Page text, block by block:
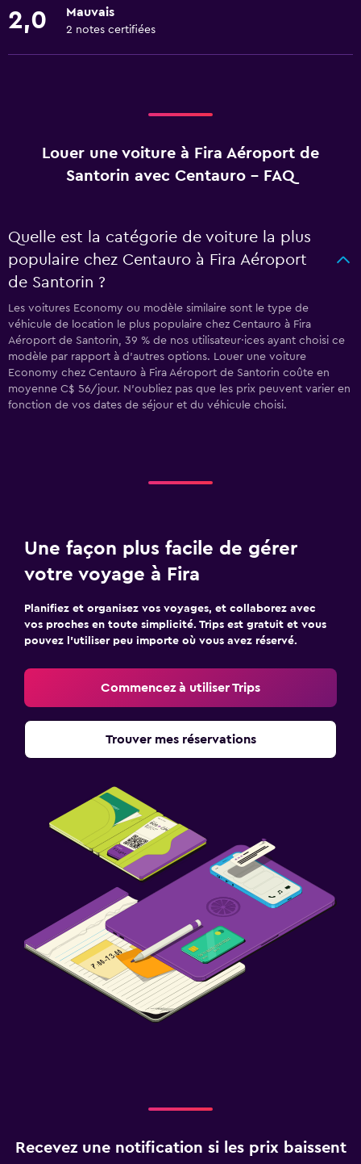
2,0 Mauvais
2 notes certifiées
Louer une voiture à Fira Aéroport de
Santorin avec Centauro - FAQ
Quelle est la catégorie de voiture la plus
populaire chez Centauro à Fira Aéroport
de Santorin ?
Les voitures Economy ou modèle similaire sont le type de
véhicule de location le plus populaire chez Centauro à Fira
Aéroport de Santorin, 39 % de nos utilisateur·ices ayant choisi ce
modèle par rapport à d’autres options. Louer une voiture
Economy chez Centauro à Fira Aéroport de Santorin coûte en
moyenne C$ 56/jour. N'oubliez pas que les prix peuvent varier en
fonction de vos dates de séjour et du véhicule choisi.
Une façon plus facile de gérer
votre voyage à Fira
Planifiez et organisez vos voyages, et collaborez avec
vos proches en toute simplicité. Trips est gratuit et vous
pouvez l’utiliser peu importe où vous avez réservé.
Commencez à utiliser Trips
Trouver mes réservations
Recevez une notification si les prix baissent